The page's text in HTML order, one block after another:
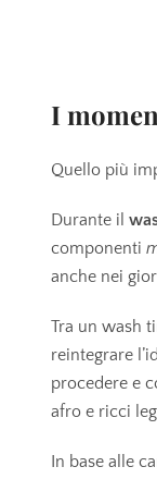
I
Quello più
Durante il
componenti
anche nei
Tra un wash
reintegrare
procedere e
afro e ricci
In base alle